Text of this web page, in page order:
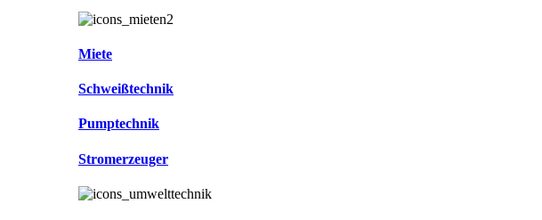
Miete
Schweißtechnik
Pumptechnik
Stromerzeuger